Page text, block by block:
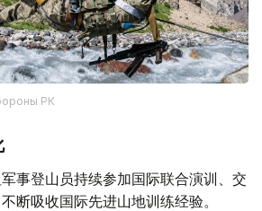
РК
事登山员持续参加国际联合演训、交
断吸收国际先进山地训练经验。